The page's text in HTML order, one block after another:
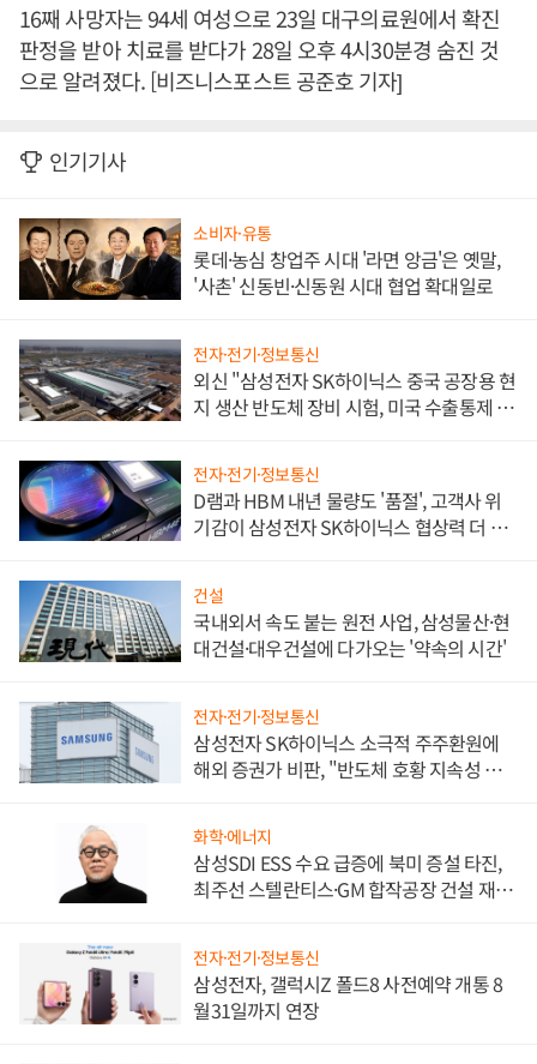
16째 사망자는 94세 여성으로 23일 대구의료원에서 확진
판정을 받아 치료를 받다가 28일 오후 4시30분경 숨진 것
으로 알려졌다. [비즈니스포스트 공준호 기자]
인기기사
소비자·유통
롯데·농심 창업주 시대 '라면 앙금'은 옛말,
'사촌' 신동빈·신동원 시대 협업 확대일로
전자·전기·정보통신
외신 "삼성전자 SK하이닉스 중국 공장용 현
지 생산 반도체 장비 시험, 미국 수출통제 대
전자·전기·정보통신
D램과 HBM 내년 물량도 '품절', 고객사 위
기감이 삼성전자 SK하이닉스 협상력 더 키
건설
국내외서 속도 붙는 원전 사업, 삼성물산·현
대건설·대우건설에 다가오는 '약속의 시간'
전자·전기·정보통신
삼성전자 SK하이닉스 소극적 주주환원에
해외 증권가 비판, "반도체 호황 지속성 의
화학·에너지
삼성SDI ESS 수요 급증에 북미 증설 타진,
최주선 스텔란티스·GM 합작공장 건설 재추
전자·전기·정보통신
삼성전자, 갤럭시Z 폴드8 사전예약 개통 8
월31일까지 연장